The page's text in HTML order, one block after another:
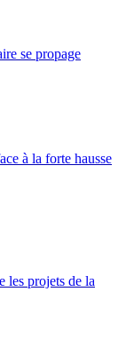
se propage
à la forte hausse
les projets de la